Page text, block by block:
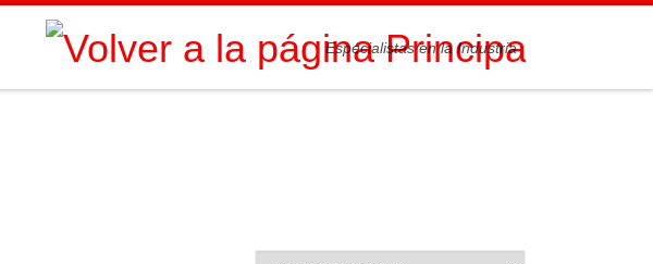
Especialistas en la Industria